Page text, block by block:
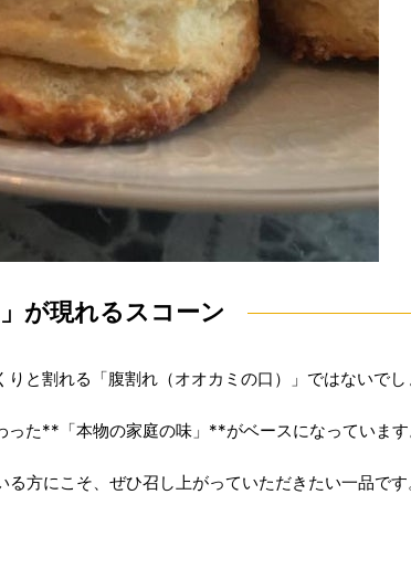
が現れるスコーン
と割れる「腹割れ（オオカミの口）」ではないでし
た**「本物の家庭の味」**がベースになっています
方にこそ、ぜひ召し上がっていただきたい一品です